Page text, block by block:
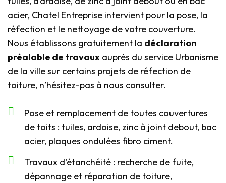
acier, Chatel Entreprise intervient pour la pose, la
réfection et le nettoyage de votre couverture.
Nous établissons gratuitement la déclaration
préalable de travaux auprès du service Urbanisme
de la ville sur certains projets de réfection de
toiture, n’hésitez-pas à nous consulter.
Pose et remplacement de toutes couvertures
de toits : tuiles, ardoise, zinc à joint debout, bac
acier, plaques ondulées fibro ciment.
Travaux d'étanchéité : recherche de fuite,
dépannage et réparation de toiture,